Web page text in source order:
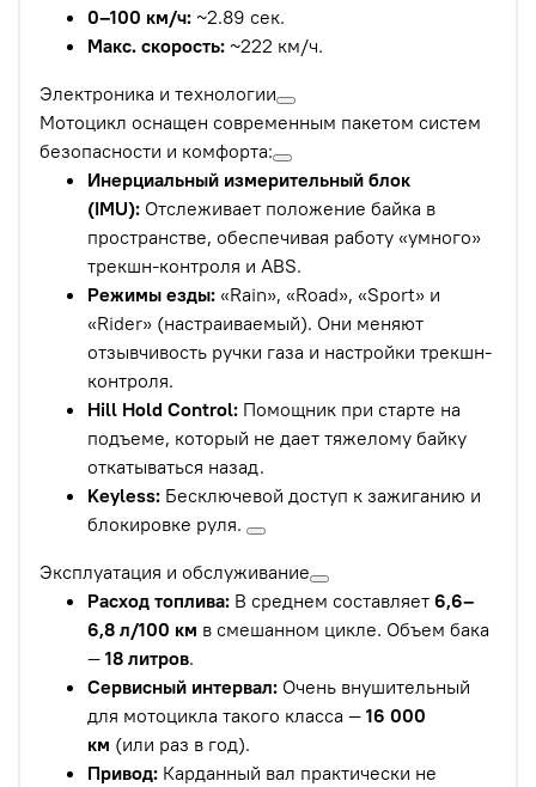
0–100 км/ч: ~2.89 сек.
Макс. скорость: ~222 км/ч.
Электроника и технологии
Мотоцикл оснащен современным пакетом систем
безопасности и комфорта:
Инерциальный измерительный блок
(IMU): Отслеживает положение байка в
пространстве, обеспечивая работу «умного»
трекшн-контроля и ABS.
Режимы езды: «Rain», «Road», «Sport» и
«Rider» (настраиваемый). Они меняют
отзывчивость ручки газа и настройки трекшн-
контроля.
Hill Hold Control: Помощник при старте на
подъеме, который не дает тяжелому байку
откатываться назад.
Keyless: Бесключевой доступ к зажиганию и
блокировке руля.
Эксплуатация и обслуживание
Расход топлива: В среднем составляет 6,6–
6,8 л/100 км в смешанном цикле. Объем бака
— 18 литров.
Сервисный интервал: Очень внушительный
для мотоцикла такого класса — 16 000
км (или раз в год).
Привод: Карданный вал практически не